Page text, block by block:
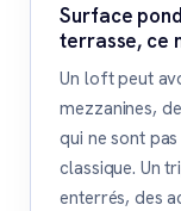
Surface
terrasse, ce
Un loft peut
mezzanines,
qui ne sont
classique. Un
enterrés, des